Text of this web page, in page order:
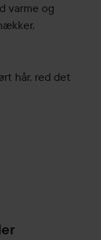
varme og
hår, red det